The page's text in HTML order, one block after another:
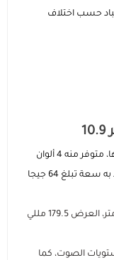
حسب اختلاف
واحد من ضمن أفضل الأجهزة التي يمكن شرائها، متوفر منه 4 ألوان
مختلفة الفضي والأزرق والوردي والأصفر. ويوجد به سعة تبلغ 64 جيجا
مقاس ايباد الجيل العاشر: الطول 248.6 مللي متر، العرض 179.5 مللي
الصوت، كما